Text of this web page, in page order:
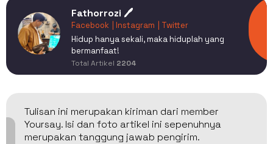
Fathorrozi 🖊️
Facebook | Instagram
| Twitter
Hidup hanya sekali, maka hiduplah yang
bermanfaat!
Total Artikel 2204
Tulisan ini merupakan kiriman dari member
Yoursay. Isi dan foto artikel ini sepenuhnya
merupakan tanggung jawab pengirim.